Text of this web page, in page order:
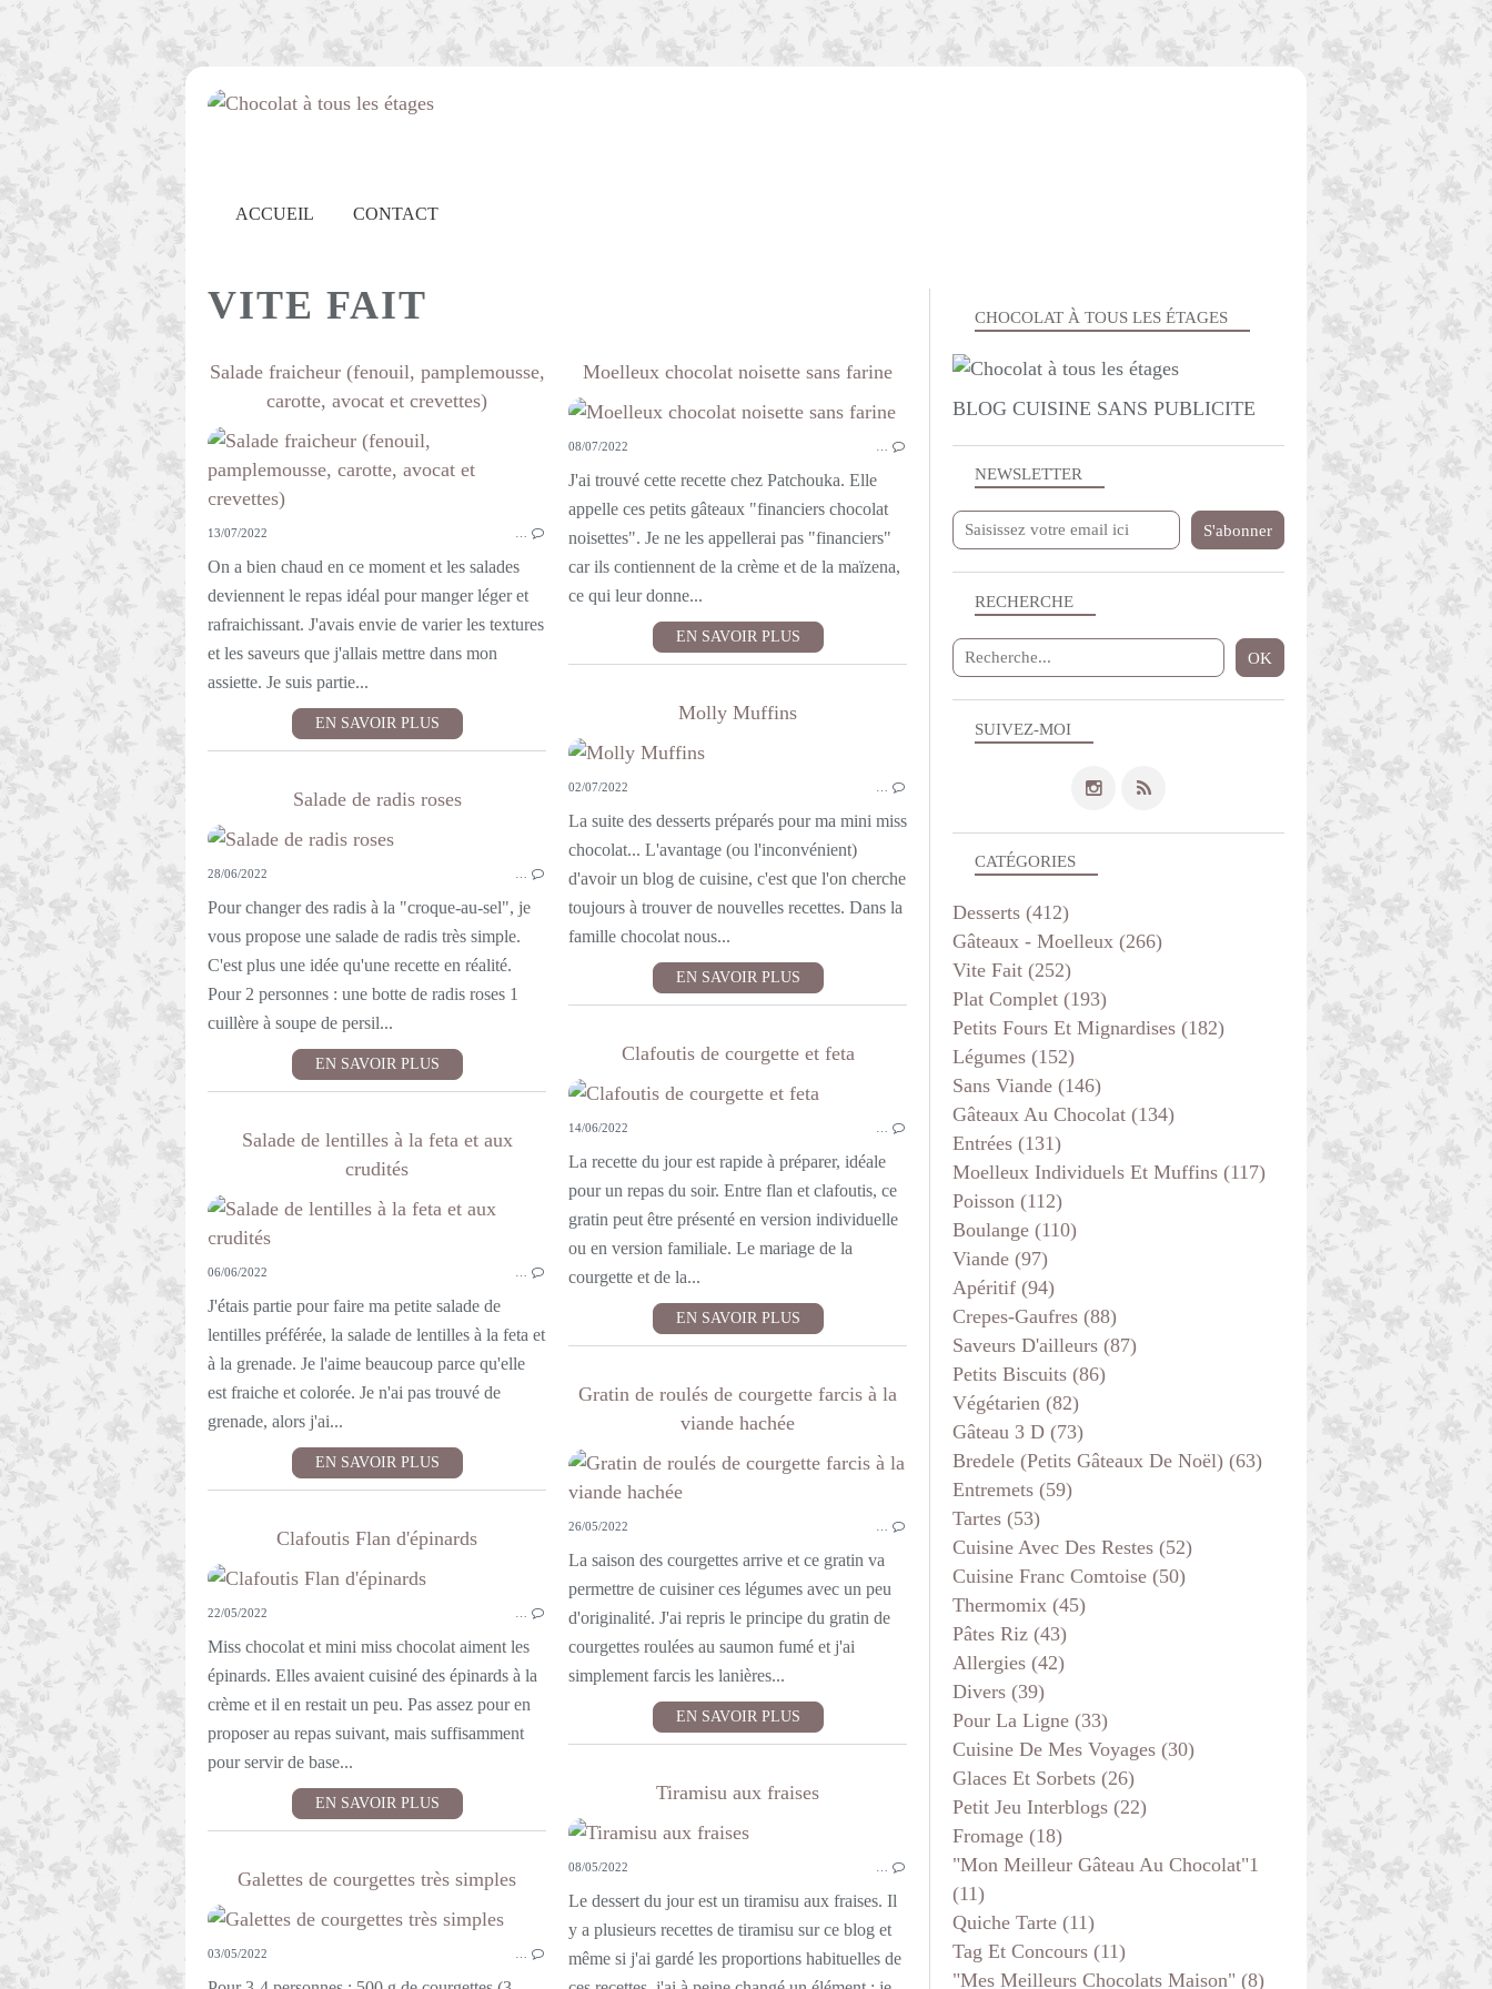
ACCUEIL CONTACT
VITE FAIT
Salade fraicheur (fenouil, pamplemousse,
carotte, avocat et crevettes)
VITE FAIT
SANS VIANDE
13/07/2022
On a bien chaud en ce moment et les salades
deviennent le repas idéal pour manger léger et
rafraichissant. J'avais envie de varier les textures
et les saveurs que j'allais mettre dans mon
assiette. Je suis partie...
EN SAVOIR PLUS
Moelleux chocolat noisette sans farine
GÂTEAUX - MOELLEUX
MOELLEUX INDIVIDUELS ET MUFFINS
GÂTEAUX AU CHOCOLAT
VITE FAIT
ALLERGIES
08/07/2022
J'ai trouvé cette recette chez Patchouka. Elle
appelle ces petits gâteaux "financiers chocolat
noisettes". Je ne les appellerai pas "financiers"
car ils contiennent de la crème et de la maïzena,
ce qui leur donne...
EN SAVOIR PLUS
Molly Muffins
DESSERTS
02/07/2022
La suite des desserts préparés pour ma mini miss
chocolat... L'avantage (ou l'inconvénient)
d'avoir un blog de cuisine, c'est que l'on cherche
toujours à trouver de nouvelles recettes. Dans la
famille chocolat nous...
EN SAVOIR PLUS
Salade de radis roses
ENTRÉES
VITE FAIT
LÉGUMES
28/06/2022
Pour changer des radis à la "croque-au-sel", je
vous propose une salade de radis très simple.
C'est plus une idée qu'une recette en réalité.
Pour 2 personnes : une botte de radis roses 1
cuillère à soupe de persil...
EN SAVOIR PLUS Clafoutis de courgette et feta
PLAT COMPLET
LÉGUMES
14/06/2022
La recette du jour est rapide à préparer, idéale
pour un repas du soir. Entre flan et clafoutis, ce
gratin peut être présenté en version individuelle
ou en version familiale. Le mariage de la
courgette et de la...
EN SAVOIR PLUS
Salade de lentilles à la feta et aux
crudités
ENTRÉES
VITE FAIT
06/06/2022
J'étais partie pour faire ma petite salade de
lentilles préférée, la salade de lentilles à la feta et
à la grenade. Je l'aime beaucoup parce qu'elle
est fraiche et colorée. Je n'ai pas trouvé de
grenade, alors j'ai...
EN SAVOIR PLUS
Gratin de roulés de courgette farcis à la
viande hachée
PLAT COMPLET
26/05/2022
La saison des courgettes arrive et ce gratin va
permettre de cuisiner ces légumes avec un peu
d'originalité. J'ai repris le principe du gratin de
courgettes roulées au saumon fumé et j'ai
simplement farcis les lanières...
EN SAVOIR PLUS
Clafoutis Flan d'épinards
LÉGUMES
VITE FAIT
SANS VIANDE
22/05/2022
Miss chocolat et mini miss chocolat aiment les
épinards. Elles avaient cuisiné des épinards à la
crème et il en restait un peu. Pas assez pour en
proposer au repas suivant, mais suffisamment
pour servir de base...
EN SAVOIR PLUS Tiramisu aux fraises
VITE FAIT
08/05/2022
Le dessert du jour est un tiramisu aux fraises. Il
y a plusieurs recettes de tiramisu sur ce blog et
même si j'ai gardé les proportions habituelles de
Galettes de courgettes très simples
LÉGUMES
VITE FAIT
03/05/2022
NEWSLETTER
SUIVEZ-MOI
RECHERCHE
CHOCOLAT À TOUS LES ÉTAGES
BLOG CUISINE SANS PUBLICITE
CATÉGORIES
Desserts (412)
Gâteaux - Moelleux (266)
Vite Fait (252)
Plat Complet (193)
Petits Fours Et Mignardises (182)
Légumes (152)
Sans Viande (146)
Gâteaux Au Chocolat (134)
Entrées (131)
Moelleux Individuels Et Muffins (117)
Poisson (112)
Boulange (110)
Viande (97)
Apéritif (94)
Crepes-Gaufres (88)
Saveurs D'ailleurs (87)
Petits Biscuits (86)
Végétarien (82)
Gâteau 3 D (73)
Bredele (petits Gâteaux De Noël) (63)
Entremets (59)
Tartes (53)
Cuisine Avec Des Restes (52)
Cuisine Franc Comtoise (50)
Thermomix (45)
Pâtes Riz (43)
Allergies (42)
Divers (39)
Pour La Ligne (33)
Cuisine De Mes Voyages (30)
Glaces Et Sorbets (26)
Petit Jeu Interblogs (22)
Fromage (18)
"mon Meilleur Gâteau Au Chocolat"1
(11)
Quiche Tarte (11)
Tag Et Concours (11)
"mes Meilleurs Chocolats Maison" (8)